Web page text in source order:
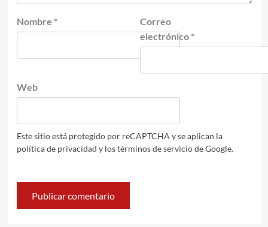
Nombre *
Correo
electrónico *
Web
Este sitio está protegido por reCAPTCHA y se aplican la
política de privacidad y lostérminos de serviciode Google.